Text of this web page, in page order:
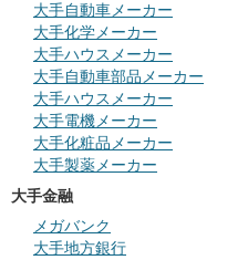
大手自動車メーカー
大手化学メーカー
大手ハウスメーカー
大手自動車部品メーカー
大手ハウスメーカー
大手電機メーカー
大手化粧品メーカー
大手製薬メーカー
大手金融
メガバンク
大手地方銀行